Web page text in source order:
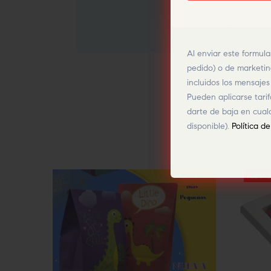
FUERA
Al enviar este
pedido) o de
incluidos los
Pueden aplicarse
darte de baja en
disponible). Política